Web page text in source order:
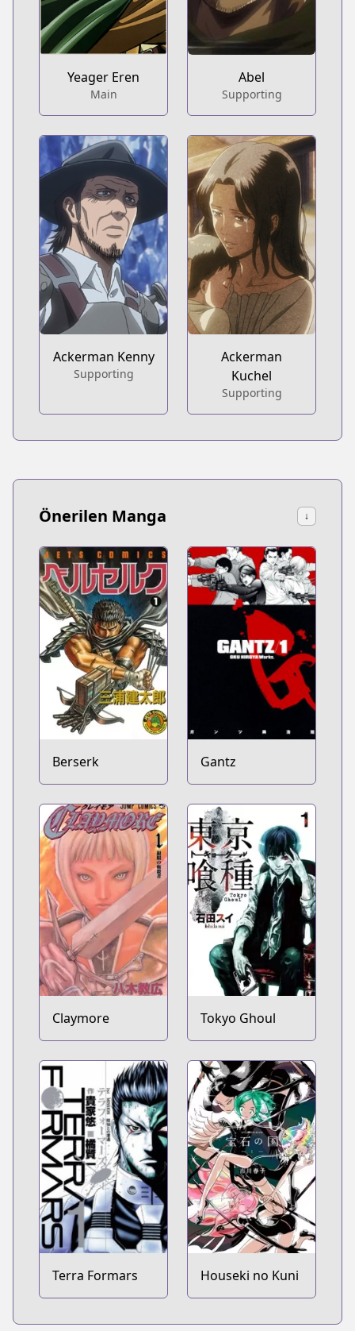
Yeager Eren
Main
Abel
Supporting
Ackerman Kenny
Supporting
Ackerman
Kuchel
Supporting
Önerilen Manga ↓
Berserk Gantz
Claymore Tokyo Ghoul
Terra Formars Houseki no Kuni